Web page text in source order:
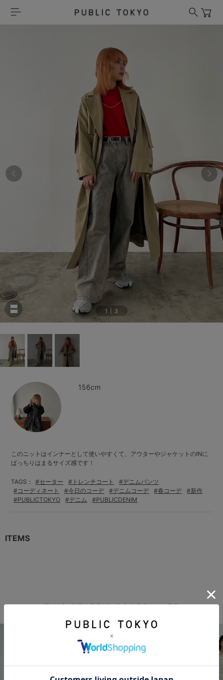
1 3
156cm
このニットはインナーとして使いやすくて、アウターやジャケットのINに
ばっちりはまるサイズ感です！
TAGS： #セーター #トレンチコート
#デニムパンツ
#コーディネート
#今日のコーデ #デニムコーデ #春コーデ
#新作
#PUBLICTOKYO
#デニム #PUBLICDENIM
ITEMS
THIS STAFF'S COORDINATE